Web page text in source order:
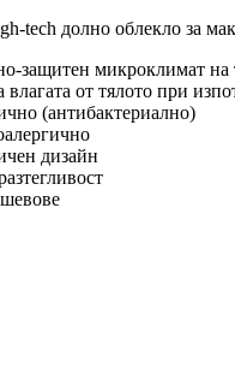
tech долно облекло за
защитен микроклимат на
от тялото при
(антибактериално)
дизайн